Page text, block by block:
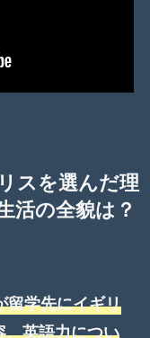
スを選んだ理
活の全貌は？
留学先にイギリ
、英語力につい